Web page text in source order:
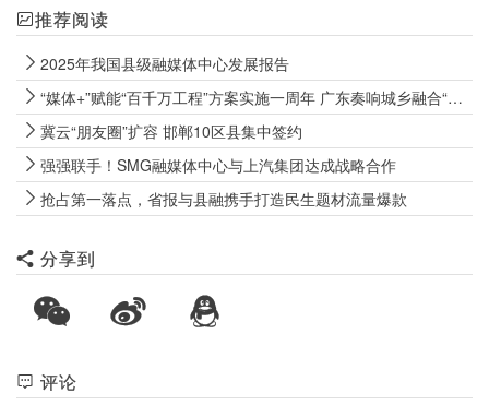
推荐阅读
2025年我国县级融媒体中心发展报告
“媒体+”赋能“百千万工程”方案实施一周年 广东奏响城乡融合“大合唱”
冀云“朋友圈”扩容 邯郸10区县集中签约
强强联手！SMG融媒体中心与上汽集团达成战略合作
抢占第一落点，省报与县融携手打造民生题材流量爆款
分享到
评论